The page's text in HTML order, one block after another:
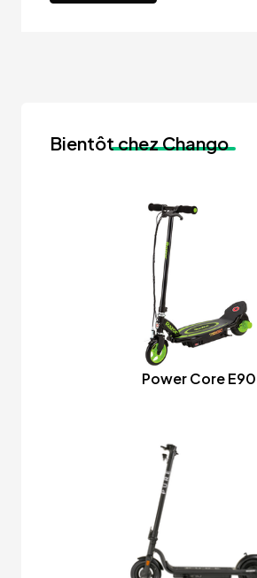
Bientôtchez Chango
Power Core E90